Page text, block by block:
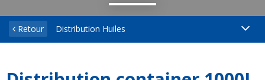
Retour Distribution Huiles